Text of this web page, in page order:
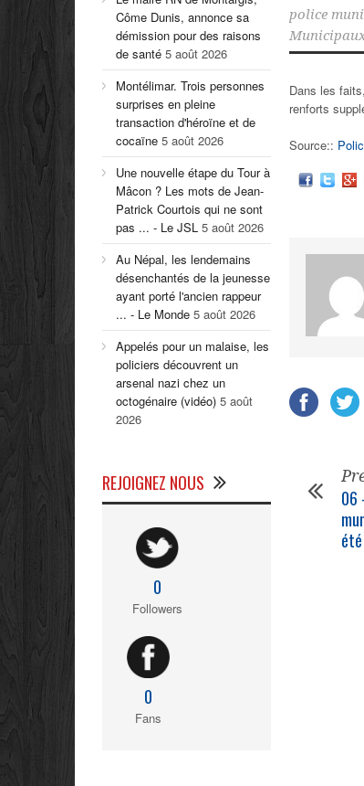
police
Dans les
renforts
Source::
06
été
Côme Dunis, annonce sa
démission pour des raisons
de santé 5 août 2026
Montélimar. Trois personnes
surprises en pleine
transaction d'héroïne et de
cocaïne 5 août 2026
Une nouvelle étape du Tour à
Mâcon ? Les mots de Jean-
Patrick Courtois qui ne sont
pas ... - Le JSL 5 août 2026
Au Népal, les lendemains
désenchantés de la jeunesse
ayant porté l'ancien rappeur
... - Le Monde 5 août 2026
Appelés pour un malaise, les
policiers découvrent un
arsenal nazi chez un
octogénaire (vidéo) 5 août
2026
REJOIGNEZ NOUS
0
Followers
0
Fans